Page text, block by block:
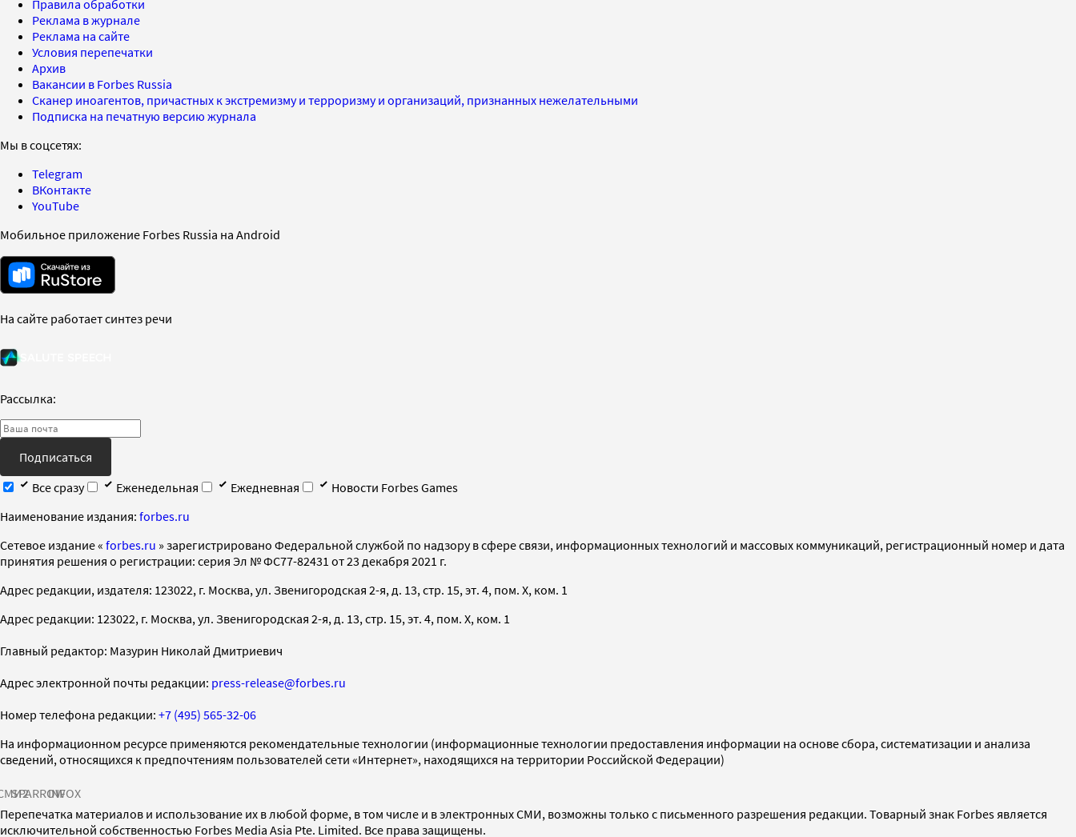
Правила обработки
Реклама в журнале
Реклама на сайте
Условия перепечатки
Архив
Вакансии в Forbes Russia
Сканер иноагентов, причастных к экстремизму и терроризму и организаций, признанных нежелательными
Подписка на печатную версию журнала
Мы в соцсетях:
Telegram
ВКонтакте
YouTube
Мобильное приложение Forbes Russia на Android
На сайте работает синтез речи
Рассылка:
Подписаться
Все сразу
Еженедельная Ежедневная
Новости Forbes Games
Наименование издания: forbes.ru
Cетевое издание « forbes.ru » зарегистрировано Федеральной службой по надзору в сфере связи, информационных технологий и массовых коммуникаций, регистрационный номер и дата
принятия решения о регистрации: серия Эл № ФС77-82431 от 23 декабря 2021 г.
Адрес редакции, издателя: 123022, г. Москва, ул. Звенигородская 2-я, д. 13, стр. 15, эт. 4, пом. X, ком. 1
Адрес редакции: 123022, г. Москва, ул. Звенигородская 2-я, д. 13, стр. 15, эт. 4, пом. X, ком. 1
Главный редактор: Мазурин Николай Дмитриевич
Адрес электронной почты редакции: press-release@forbes.ru
Номер телефона редакции: +7 (495) 565-32-06
На информационном ресурсе применяются рекомендательные технологии (информационные технологии предоставления информации на основе сбора, систематизации и анализа
сведений, относящихся к предпочтениям пользователей сети «Интернет», находящихся на территории Российской Федерации)
SPARROWINFOX
Перепечатка материалов и использование их в любой форме, в том числе и в электронных СМИ, возможны только с письменного разрешения редакции. Товарный знак Forbes является
исключительной собственностью Forbes Media Asia Pte. Limited. Все права защищены.